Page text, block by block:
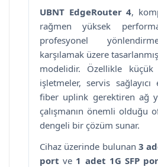
UBNT EdgeRouter 4,
rağmen yüksek
profesyonel
karşılamak üzere
modelidir. Özellikle
işletmeler, servis sağlayıcı
fiber uplink gerektiren ağ
çalışmanın önemli olduğu
dengeli bir çözüm sunar.
Cihaz üzerinde bulunan 3
port ve 1 adet 1G SFP